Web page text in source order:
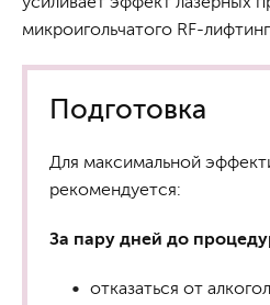
микроигольчатого RF-
Подготовка
Для максимальной
рекомендуется:
За пару дней до
отказаться от